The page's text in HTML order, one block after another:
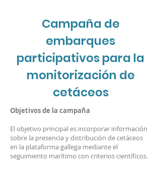
Campaña de
embarques
participativos para la
monitorización de
cetáceos
Objetivos de la campaña
El objetivo principal es incorporar información
sobre la presencia y distribución de cetáceos
en la plataforma gallega mediante el
seguimiento marítimo con criterios científicos.